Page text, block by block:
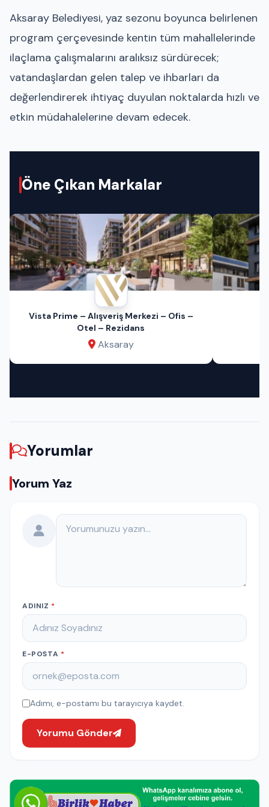
Aksaray Belediyesi, yaz sezonu boyunca belirlenen
program çerçevesinde kentin tüm mahallelerinde
ilaçlama çalışmalarını aralıksız sürdürecek;
vatandaşlardan gelen talep ve ihbarları da
değerlendirerek ihtiyaç duyulan noktalarda hızlı ve
etkin müdahalelerine devam edecek.
Öne Çıkan Markalar
Vista Prime – Alışveriş Merkezi – Ofis –
Otel – Rezidans
Aksaray
Yorumlar
Yorum Yaz
Yorumunuz
ADINIZ *
E-POSTA *
Adımı, e-postamı bu tarayıcıya kaydet.
Yorumu Gönder